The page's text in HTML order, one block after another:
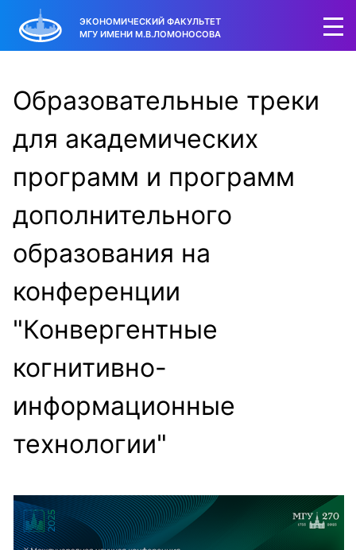
ЭКОНОМИЧЕСКИЙ ФАКУЛЬТЕТ
МГУ ИМЕНИ М.В.ЛОМОНОСОВА
Образовательные треки
для академических
программ и программ
дополнительного
образования на
конференции
"Конвергентные
когнитивно-
информационные
технологии"